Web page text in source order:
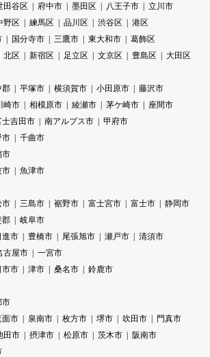
田谷区 府中市 墨田区 八王子市
立川市
野区 練馬区 品川区 渋谷区
港区
国分寺市 三鷹市 東大和市
葛飾区
北区 新宿区 足立区 文京区 豊島区
大田区
郡 平塚市 横須賀市 小田原市
藤沢市
崎市 相模原市 綾瀬市 茅ケ崎市
座間市
士吉田市 南アルプス市
甲府市
市
千曲市
市
市
魚津市
市 三島市 裾野市 富士宮市 富士市
静岡市
郡
岐阜市
進市 豊橋市 尾張旭市 瀬戸市
清須市
古屋市
一宮市
市市 津市 桑名市
鈴鹿市
市
面市 泉南市 枚方市 堺市 吹田市
門真市
田市 摂津市 松原市 茨木市
阪南市